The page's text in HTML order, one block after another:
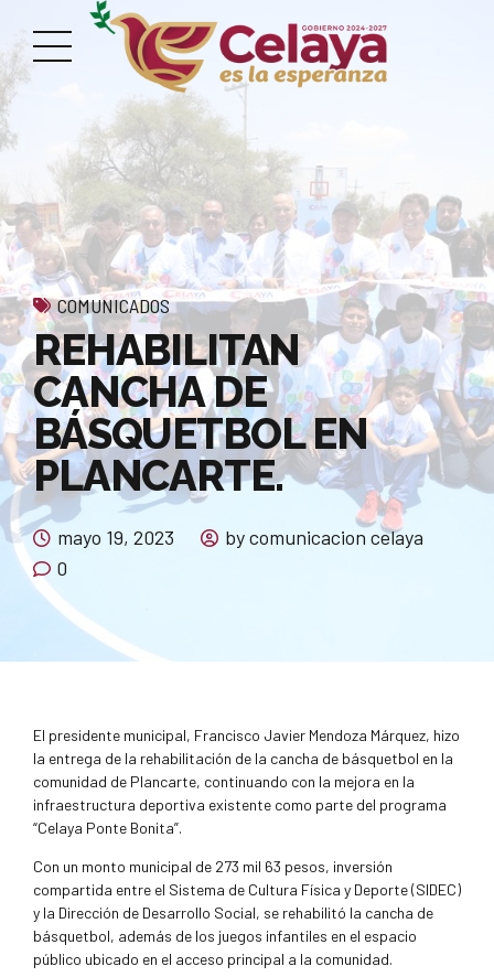
COMUNICADOS
REHABILITAN
CANCHA DE
BÁSQUETBOL EN
PLANCARTE.
mayo 19, 2023
by comunicacion celaya
0
El presidente municipal, Francisco Javier Mendoza Márquez, hizo
la entrega de la rehabilitación de la cancha de básquetbol en la
comunidad de Plancarte, continuando con la mejora en la
infraestructura deportiva existente como parte del programa
“Celaya Ponte Bonita”.
Con un monto municipal de 273 mil 63 pesos, inversión
compartida entre el Sistema de Cultura Física y Deporte (SIDEC)
y la Dirección de Desarrollo Social, se rehabilitó la cancha de
básquetbol, además de los juegos infantiles en el espacio
público ubicado en el acceso principal a la comunidad.